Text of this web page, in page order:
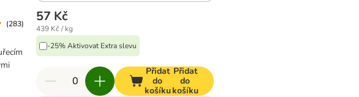
(283) 57 Kč
439 Kč / kg
-25% Aktivovat Extra slevu
Přidat
do
košíku
Přidat
do
košíku